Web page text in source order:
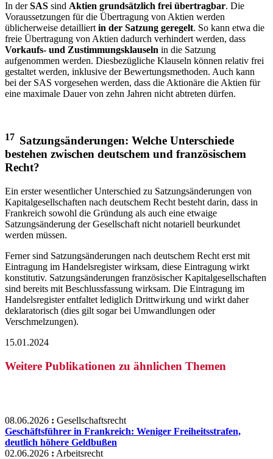
In derSAS sind Aktien grundsätzlich frei übertragbar. Die
Voraussetzungen für die Übertragung von Aktien werden
üblicherweise detailliertin der Satzung geregelt. So kann etwa die
freie Übertragung von Aktien dadurch verhindert werden, dass
Vorkaufs- und Zustimmungsklauseln in die Satzung
aufgenommen werden. Diesbezügliche Klauseln können relativ frei
gestaltet werden, inklusive der Bewertungsmethoden. Auch kann
bei der SAS vorgesehen werden, dass die Aktionäre die Aktien für
eine maximale Dauer von zehn Jahren nicht abtreten dürfen.
17 Satzungsänderungen: Welche Unterschiede
bestehen zwischen deutschem und französischem
Recht?
Ein erster wesentlicher Unterschied zu Satzungsänderungen von
Kapitalgesellschaften nach deutschem Recht besteht darin, dass in
Frankreich sowohl die Gründung als auch eine etwaige
Satzungsänderung der Gesellschaft nicht notariell beurkundet
werden müssen.
Ferner sind Satzungsänderungen nach deutschem Recht erst mit
Eintragung im Handelsregister wirksam, diese Eintragung wirkt
konstitutiv. Satzungsänderungen französischer Kapitalgesellschaften
sind bereits mit Beschlussfassung wirksam. Die Eintragung im
Handelsregister entfaltet lediglich Drittwirkung und wirkt daher
deklaratorisch (dies gilt sogar bei Umwandlungen oder
Verschmelzungen).
15.01.2024
Weitere Publikationen zu ähnlichen Themen
08.06.2026 : Gesellschaftsrecht
Geschäftsführer in Frankreich: Weniger Freiheitsstrafen,
deutlich höhere Geldbußen
02.06.2026 : Arbeitsrecht